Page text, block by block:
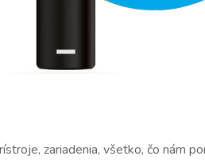
zariadenia, všetko, čo nám